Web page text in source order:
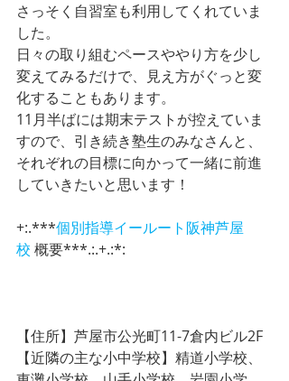
さっそく自習室も利用してくれていま
した。
日々の取り組むペースややり方を少し
変えてみるだけで、見え方がぐっと変
化することもあります。
11月半ばには期末テストが控えていま
すので、引き続き塾生のみなさんと、
それぞれの目標に向かって一緒に前進
していきたいと思います！
+:.***個別指導イールート 阪神芦屋
校 概要***.:.+.:*:
【住所】芦屋市公光町11-7倉内ビル2F
【近隣の主な小中学校】精道小学校、